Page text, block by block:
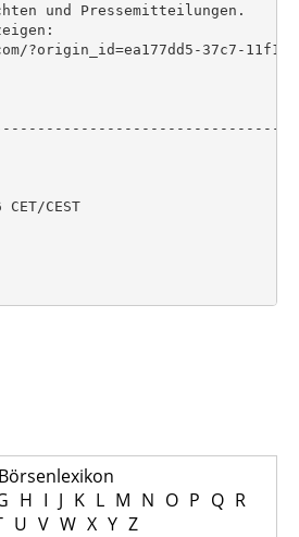
und Pressemitteilungen.
?origin_id=ea177dd5-37c7-11f1-
CEST
Börsenlexikon
H I J K L M N O P Q R
U V W X Y Z